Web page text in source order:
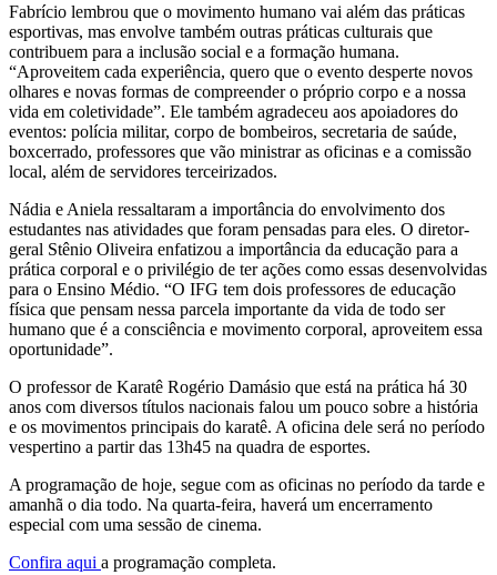
Fabrício lembrou que o movimento humano vai além das práticas
esportivas, mas envolve também outras práticas culturais que
contribuem para a inclusão social e a formação humana.
“Aproveitem cada experiência, quero que o evento desperte novos
olhares e novas formas de compreender o próprio corpo e a nossa
vida em coletividade”. Ele também agradeceu aos apoiadores do
eventos: polícia militar, corpo de bombeiros, secretaria de saúde,
boxcerrado, professores que vão ministrar as oficinas e a comissão
local, além de servidores terceirizados.
Nádia e Aniela ressaltaram a importância do envolvimento dos
estudantes nas atividades que foram pensadas para eles. O diretor-
geral Stênio Oliveira enfatizou a importância da educação para a
prática corporal e o privilégio de ter ações como essas desenvolvidas
para o Ensino Médio. “O IFG tem dois professores de educação
física que pensam nessa parcela importante da vida de todo ser
humano que é a consciência e movimento corporal, aproveitem essa
oportunidade”.
O professor de Karatê Rogério Damásio que está na prática há 30
anos com diversos títulos nacionais falou um pouco sobre a história
e os movimentos principais do karatê. A oficina dele será no período
vespertino a partir das 13h45 na quadra de esportes.
A programação de hoje, segue com as oficinas no período da tarde e
amanhã o dia todo. Na quarta-feira, haverá um encerramento
especial com uma sessão de cinema.
Confira aqui a programação completa.